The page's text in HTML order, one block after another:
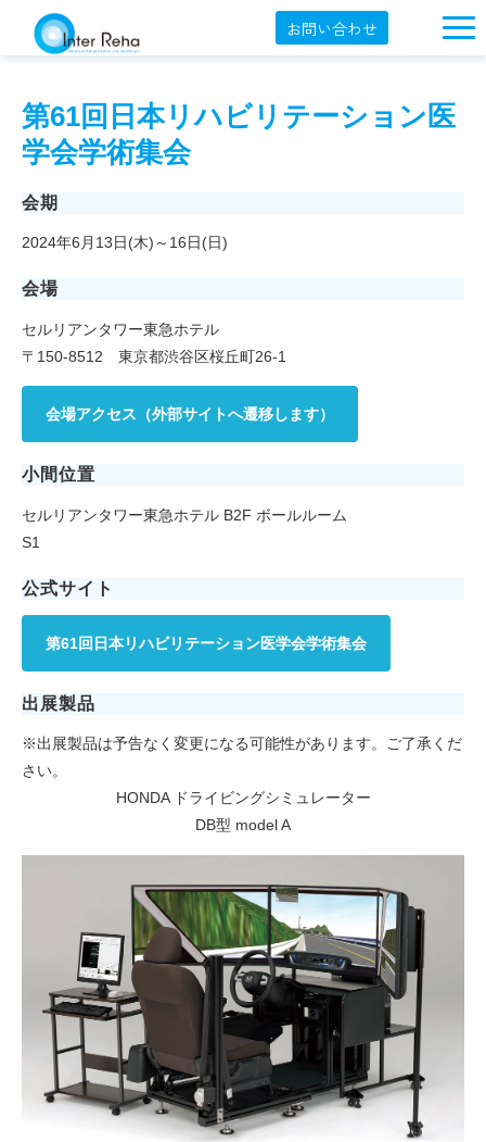
お問い合わせ
製品一覧
導入事例
オンラインショップ
English
第61回日本リハビリテーション医
学会学術集会
会期
2024年6月13日(木)～16日(日)
会場
セルリアンタワー東急ホテル
〒150-8512 東京都渋谷区桜丘町26-1
会場アクセス（外部サイトへ遷移します）
小間位置
セルリアンタワー東急ホテル B2F ボールルーム
S1
公式サイト
第61回日本リハビリテーション医学会学術集会
出展製品
※出展製品は予告なく変更になる可能性があります。ご了承くだ
さい。
HONDA ドライビングシミュレーター
DB型 model A